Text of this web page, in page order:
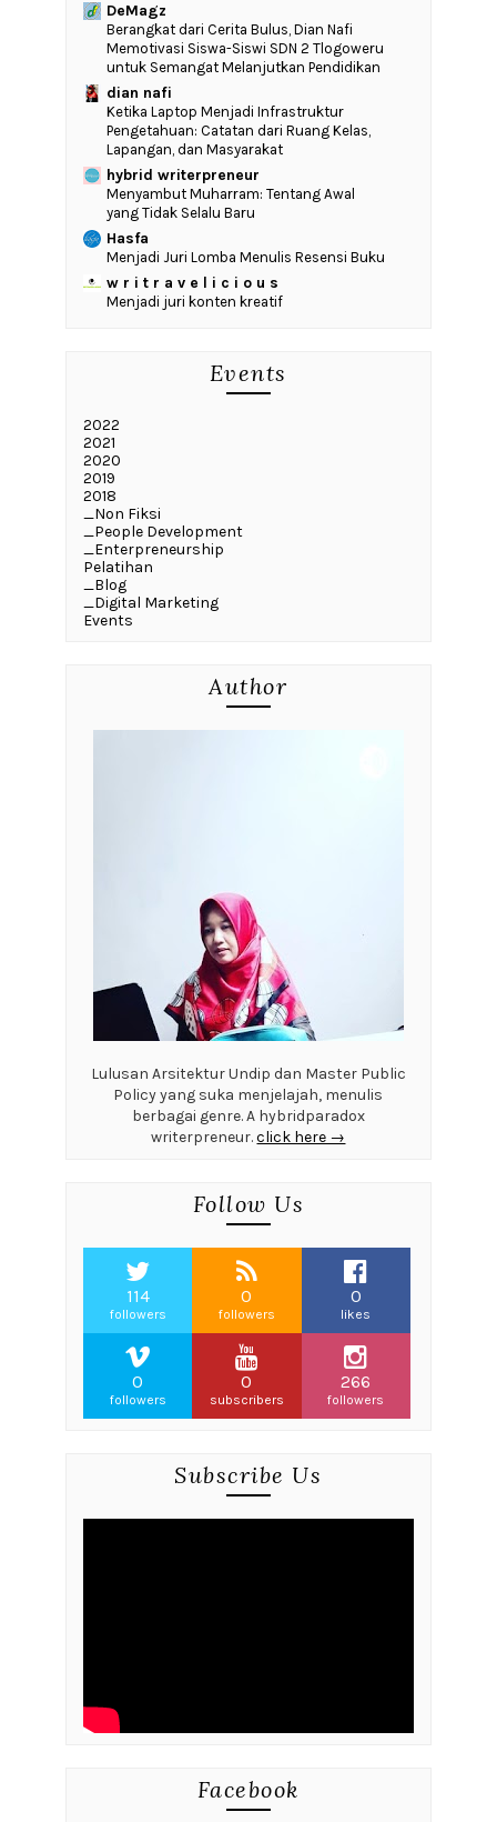
DeMagz
‎Berangkat dari Cerita Bulus, Dian Nafi
Memotivasi Siswa-Siswi SDN 2 Tlogoweru
untuk Semangat Melanjutkan Pendidikan
dian nafi
Ketika Laptop Menjadi Infrastruktur
Pengetahuan: Catatan dari Ruang Kelas,
Lapangan, dan Masyarakat
hybrid writerpreneur
Menyambut Muharram: Tentang Awal
yang Tidak Selalu Baru
Hasfa
Menjadi Juri Lomba Menulis Resensi Buku
w r i t r a v e l i c i o u s
Menjadi juri konten kreatif
Events
2022
2021
2020
2019
2018
_Non Fiksi
_People Development
_Enterpreneurship
Pelatihan
_Blog
_Digital Marketing
Events
Author
Lulusan Arsitektur Undip dan Master Public
Policy yang suka menjelajah, menulis
berbagai genre. A hybridparadox
writerpreneur.click here →
Follow Us
114
followers
0
followers
0
likes
0
followers
0
subscribers
266
followers
Subscribe Us
Facebook